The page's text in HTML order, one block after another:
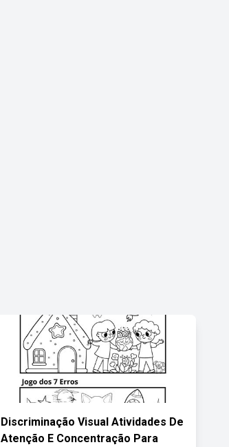
Discriminação Visual Atividades De
Atenção E Concentração Para